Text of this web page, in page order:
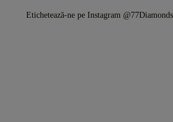
Etichetează-ne pe Instagram